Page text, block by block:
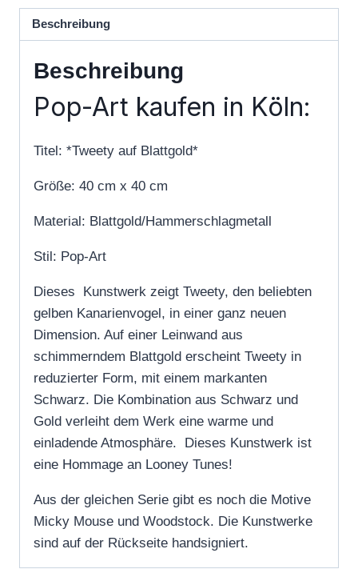
Beschreibung
Beschreibung
Pop-Art kaufen in Köln:
Titel: *Tweety auf Blattgold*
Größe: 40 cm x 40 cm
Material: Blattgold/Hammerschlagmetall
Stil: Pop-Art
Dieses Kunstwerk zeigt Tweety, den beliebten
gelben Kanarienvogel, in einer ganz neuen
Dimension. Auf einer Leinwand aus
schimmerndem Blattgold erscheint Tweety in
reduzierter Form, mit einem markanten
Schwarz. Die Kombination aus Schwarz und
Gold verleiht dem Werk eine warme und
einladende Atmosphäre. Dieses Kunstwerk ist
eine Hommage an Looney Tunes!
Aus der gleichen Serie gibt es noch die Motive
Micky Mouse und Woodstock. Die Kunstwerke
sind auf der Rückseite handsigniert.